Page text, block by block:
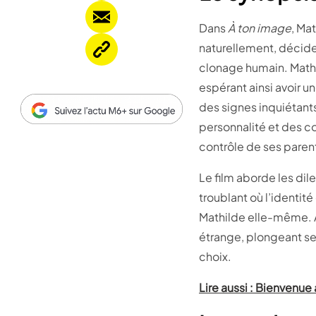
DansÀ ton image,
naturellement,
clonage humain.
espérant ainsi avoir
des signes
personnalité et des
contrôle de ses
Le film aborde les
troublant où
Mathilde elle-même.
étrange, plongeant
choix.
Lire aussi :